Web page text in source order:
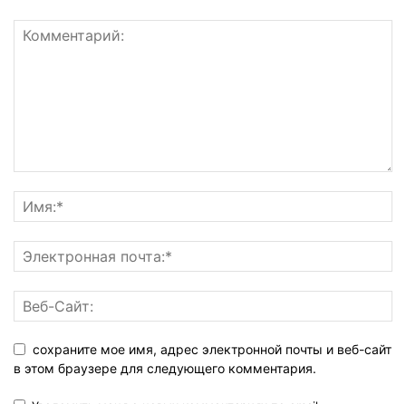
сохраните мое имя, адрес электронной почты и веб-сайт
в этом браузере для следующего комментария.